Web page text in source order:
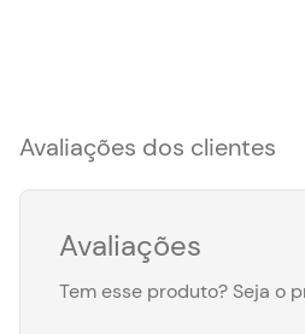
Avaliações dos clientes
Avaliações
Tem esse produto? Seja o